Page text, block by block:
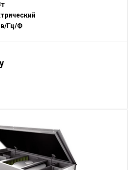
в/Гц/Ф